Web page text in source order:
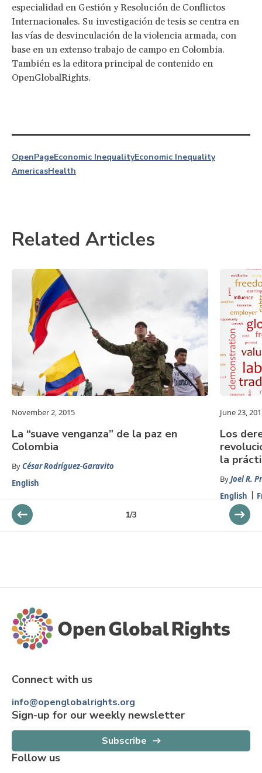
especialidad en Gestión y Resolución de Conflictos
Internacionales. Su investigación de tesis se centra en
las vías de desvinculación de la violencia armada, con
base en un extenso trabajo de campo en Colombia.
También es la editora principal de contenido en
OpenGlobalRights.
OpenPageEconomic InequalityEconomic Inequality
AmericasHealth
Related Articles
November 2, 2015
La “suave venganza” de la paz en
Colombia
ByCésar Rodríguez-Garavito
English
June 23,
Los
la
ByJoel R.
English
1/3
Connect with us
info@openglobalrights.org
Sign-up for our weekly newsletter
Subscribe
Follow us